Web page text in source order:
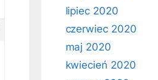
lipiec 2020
czerwiec 2020
maj 2020
kwiecień 2020